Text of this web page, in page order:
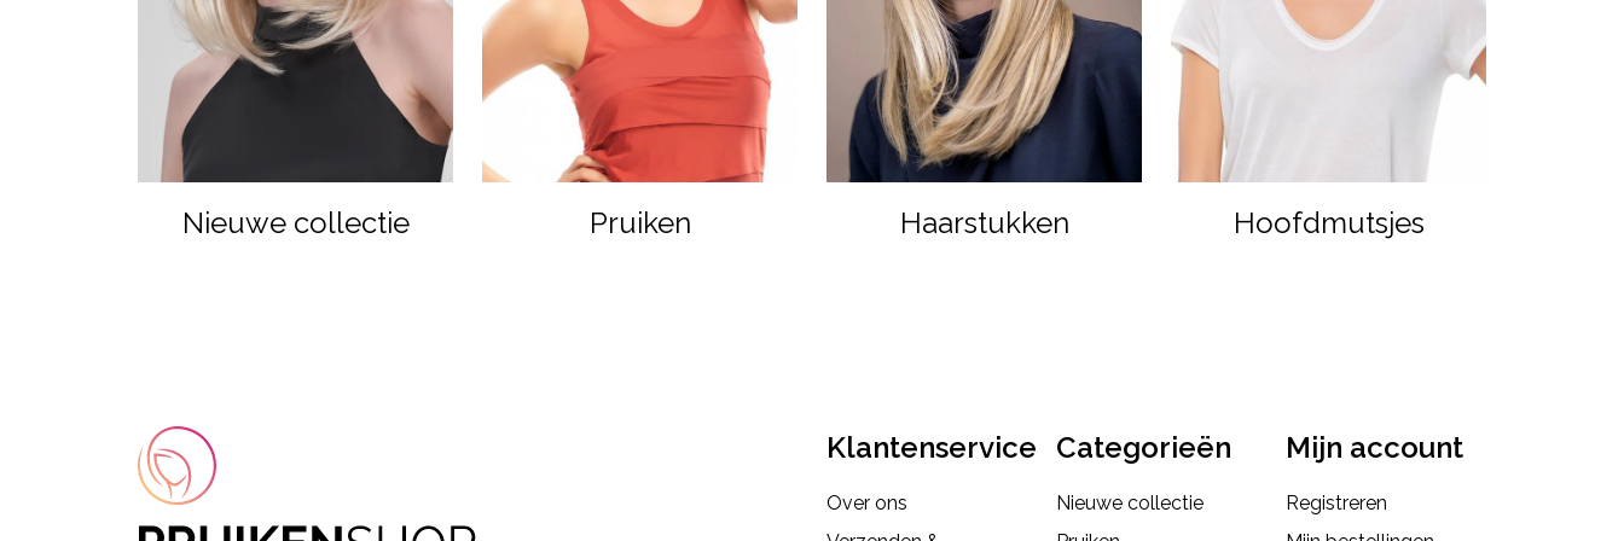
Nieuwe collectie Pruiken Haarstukken Hoofdmutsjes
Klantenservice
Over ons
Categorieën
Nieuwe collectie
Mijn account
Registreren